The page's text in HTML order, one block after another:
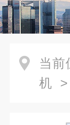
当前
机 >